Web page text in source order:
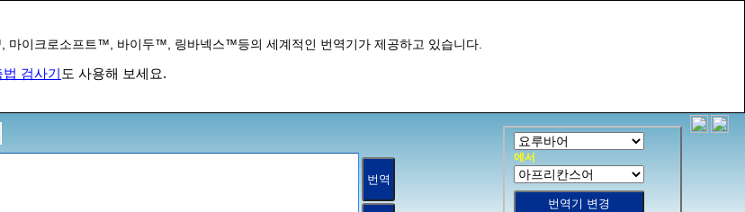
마이크로소프트™, 바이두™, 링바넥스™등의 세계적인 번역기가 제공하고 있습니다.
검사기 도 사용해 보세요.